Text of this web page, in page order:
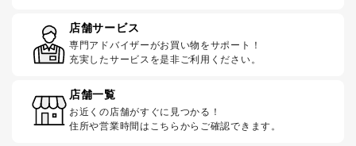
店舗サービス
専門アドバイザーがお買い物をサポート！
充実したサービスを是非ご利用ください。
店舗一覧
お近くの店舗がすぐに見つかる！
住所や営業時間はこちらからご確認できます。